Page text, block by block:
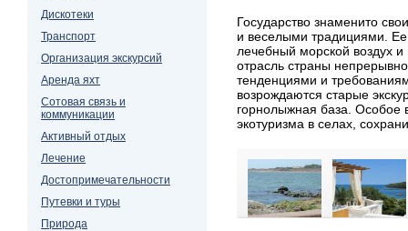
Государство знаменито
и веселыми традициями.
лечебный морской воздух
отрасль страны
тенденциями и
возрождаются старые
горнолыжная база. Особое
экотуризма в селах,
Дискотеки
Транспорт
Организация экскурсий
Аренда яхт
Сотовая связь и
коммуникации
Активный отдых
Лечение
Достопримечательности
Путевки и туры
Природа